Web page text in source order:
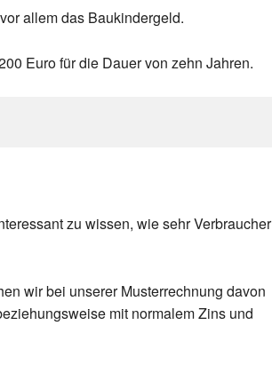
allem das Baukindergeld.
Euro für die Dauer von zehn Jahren.
zu wissen, wie sehr Verbraucher
wir bei unserer Musterrechnung davon
mit normalem Zins und